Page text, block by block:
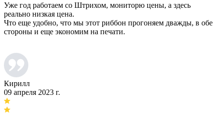
Уже год работаем со Штрихом, мониторю цены, а здесь
реально низкая цена.
Что еще удобно, что мы этот риббон прогоняем дважды, в обе
стороны и еще экономим на печати.
Кирилл
09 апреля 2023 г.